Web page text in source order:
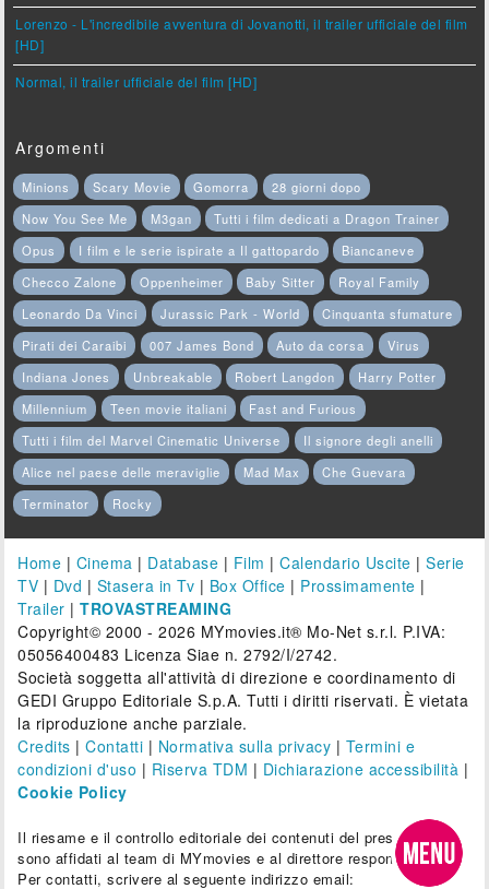
Lorenzo - L'incredibile avventura di Jovanotti, il trailer ufficiale del film
[HD]
Normal, il trailer ufficiale del film [HD]
Argomenti
Minions Scary Movie Gomorra
28 giorni dopo
Now You See Me
M3gan
Tutti i film dedicati a Dragon Trainer
Opus
I film e le serie ispirate a Il gattopardo
Biancaneve
Checco Zalone
Oppenheimer Baby Sitter
Royal Family
Leonardo Da Vinci
Jurassic Park - World
Cinquanta sfumature
Pirati dei Caraibi
007 James Bond Auto da corsa
Virus
Indiana Jones
Unbreakable Robert Langdon
Harry Potter
Millennium
Teen movie italiani
Fast and Furious
Tutti i film del Marvel Cinematic Universe
Il signore degli anelli
Alice nel paese delle meraviglie
Mad Max
Che Guevara
Terminator
Rocky
Home | Cinema | Database | Film |Calendario Uscite |Serie
TV | Dvd | Stasera in Tv | Box Office | Prossimamente |
Trailer |TROVASTREAMING
Copyright© 2000 - 2026 MYmovies.it® Mo-Net s.r.l. P.IVA:
05056400483 Licenza Siae n. 2792/I/2742.
Società soggetta all'attività di direzione e coordinamento di
GEDI Gruppo Editoriale S.p.A. Tutti i diritti riservati. È vietata
la riproduzione anche parziale.
Credits |Contatti | Normativa sulla privacy | Termini e
condizioni d'uso | Riserva TDM | Dichiarazione accessibilità |
Cookie Policy
Il riesame e il controllo editoriale dei contenuti del presente sito
sono affidati al team di MYmovies e al direttore responsabile.
Per contatti, scrivere al seguente indirizzo email: